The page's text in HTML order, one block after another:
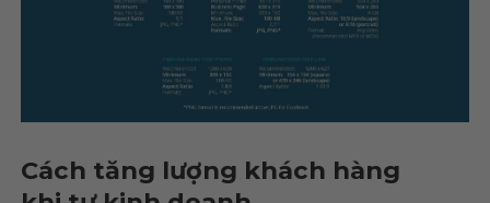
Cách tăng lượng khách hàng